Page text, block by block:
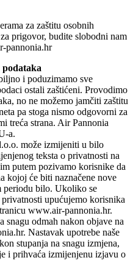
za zaštitu osobnih
prigovor, budite slobodni nam
pannonia.hr
podataka
i poduzimamo sve
ostali zaštićeni. Provodimo
no ne možemo jamčiti zaštitu
pa stoga nismo odgovorni za
treća strana. Air Pannonia
a.
može izmijeniti u bilo
teksta o privatnosti na
putem pozivamo korisnike da
kojoj će biti naznačene nove
periodu bilo. Ukoliko se
upućujemo korisnika
www.air-pannonia.hr.
snagu odmah nakon objave na
Nastavak upotrebe naše
stupanja na snagu izmjena,
i prihvaća izmijenjenu izjavu o